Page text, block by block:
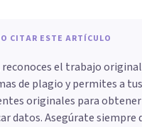
CITAR ESTE ARTÍCULO
el trabajo
de plagio y permites a
originales para
datos. Asegúrate siempre